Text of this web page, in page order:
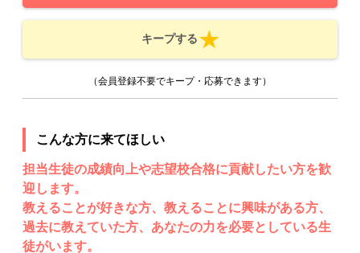
キープする
（会員登録不要でキープ・応募できます）
こんな方に来てほしい
担当生徒の成績向上や志望校合格に貢献したい方を歓
迎します。
教えることが好きな方、教えることに興味がある方、
過去に教えていた方、あなたの力を必要としている生
徒がいます。